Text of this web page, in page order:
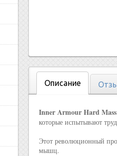
Описание
Inner Armour Hard
которые испытывают
Этот революционный
мышц.